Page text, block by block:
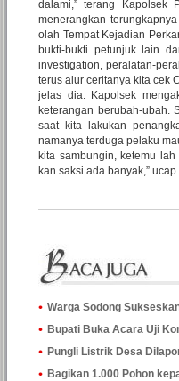
dalami,” terang Kapolsek
menerangkan
olah Tempat Kejadian
bukti-bukti petunjuk lain
investigation, peralatan-
terus alur ceritanya kita cek
jelas dia. Kapolsek
keterangan berubah-ubah.
saat kita lakukan
namanya terduga pelaku
kita sambungin, ketemu
kan saksi ada banyak,”
Warga Sodong
Bupati Buka Acara Uji
Pungli Listrik Desa
Bagikan 1.000 Pohon